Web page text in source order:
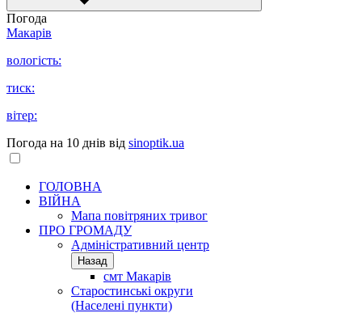
Погода
Макарів
вологість:
тиск:
вітер:
Погода на 10 днів від sinoptik.ua
ГОЛОВНА
ВІЙНА
Мапа повітряних тривог
ПРО ГРОМАДУ
Aдміністративний центр
Назад
смт Макарів
Старостинські округи
(Населені пункти)